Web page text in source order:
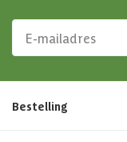
Bestelling